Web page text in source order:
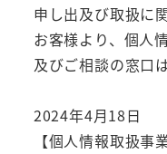
申し出及び取扱に
お客様より、個人
及びご相談の窓口
2024年4月18日
【個人情報取扱